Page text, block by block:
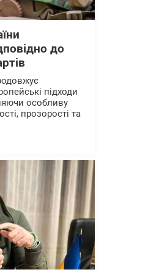
до
підходи
особливу
прозорості та